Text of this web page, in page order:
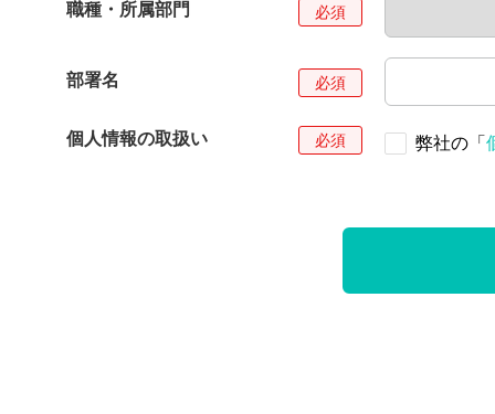
職種・所属部門
部署名
個人情報の取扱い 弊社の「